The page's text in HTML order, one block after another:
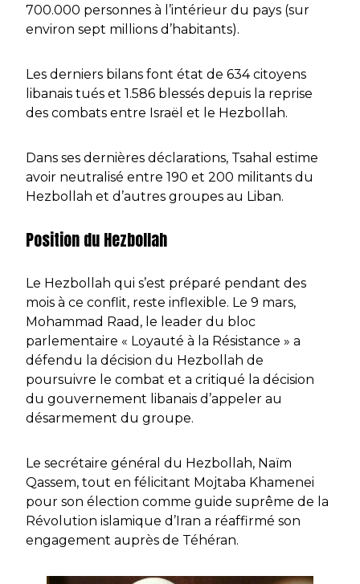
700.000 personnes à l’intérieur du pays (sur
environ sept millions d’habitants).
Les derniers bilans font état de 634 citoyens
libanais tués et 1.586 blessés depuis la reprise
des combats entre Israël et le Hezbollah.
Dans ses dernières déclarations, Tsahal estime
avoir neutralisé entre 190 et 200 militants du
Hezbollah et d’autres groupes au Liban.
Position du Hezbollah
Le Hezbollah qui s’est préparé pendant des
mois à ce conflit, reste inflexible. Le 9 mars,
Mohammad Raad, le leader du bloc
parlementaire « Loyauté à la Résistance » a
défendu la décision du Hezbollah de
poursuivre le combat et a critiqué la décision
du gouvernement libanais d’appeler au
désarmement du groupe.
Le secrétaire général du Hezbollah, Naïm
Qassem, tout en félicitant Mojtaba Khamenei
pour son élection comme guide suprême de la
Révolution islamique d’Iran a réaffirmé son
engagement auprès de Téhéran.